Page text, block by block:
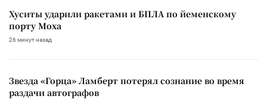
Хуситы ударили ракетами и БПЛА по йеменскому
порту Моха
26 минут назад
Звезда «Горца» Ламберт потерял сознание во время
раздачи автографов